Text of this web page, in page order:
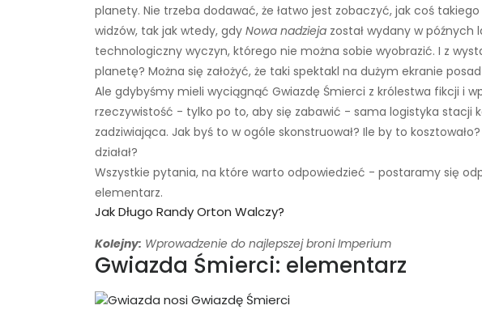
planety. Nie trzeba dodawać, że łatwo jest zobaczyć, jak coś
widzów, tak jak wtedy, gdy Nowa nadzieja został wydany w
technologiczny wyczyn, którego nie można sobie wyobrazić. I z
planetę? Można się założyć, że taki spektakl na dużym ekranie
Ale gdybyśmy mieli wyciągnąć Gwiazdę Śmierci z królestwa fikcji i
rzeczywistość - tylko po to, aby się zabawić - sama logistyka stacji
zadziwiająca. Jak byś to w ogóle skonstruował? Ile by to
działał?
Wszystkie pytania, na które warto odpowiedzieć - postaramy się
elementarz.
Jak Długo Randy Orton Walczy?
Kolejny: Wprowadzenie do najlepszej broni Imperium
Gwiazda Śmierci: elementarz